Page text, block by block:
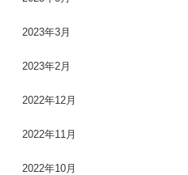
2023年3月
2023年2月
2022年12月
2022年11月
2022年10月